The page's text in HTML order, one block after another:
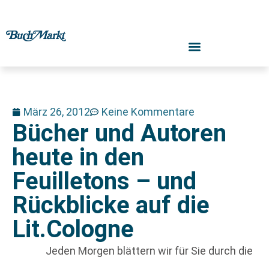
März 26, 2012 Keine Kommentare
Bücher und Autoren
heute in den
Feuilletons – und
Rückblicke auf die
Lit.Cologne
Jeden Morgen blättern wir für Sie durch die